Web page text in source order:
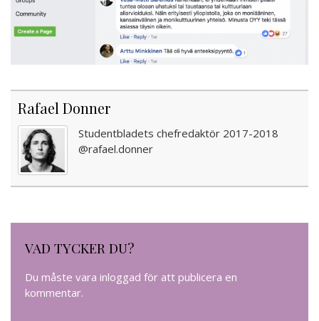
Rafael Donner
Studentbladets chefredaktör 2017-2018
@rafael.donner
VAD TYCKER DU?
Du måste vara inloggad för att publicera en
kommentar.